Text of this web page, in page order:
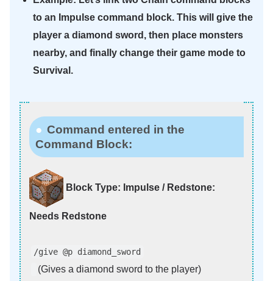
to an Impulse command block. This will give the
player a diamond sword, then place monsters
nearby, and finally change their game mode to
Survival.
Command entered in the
Command Block:
Block Type: Impulse / Redstone:
Needs Redstone
/give @p diamond_sword
(Gives a diamond sword to the player)